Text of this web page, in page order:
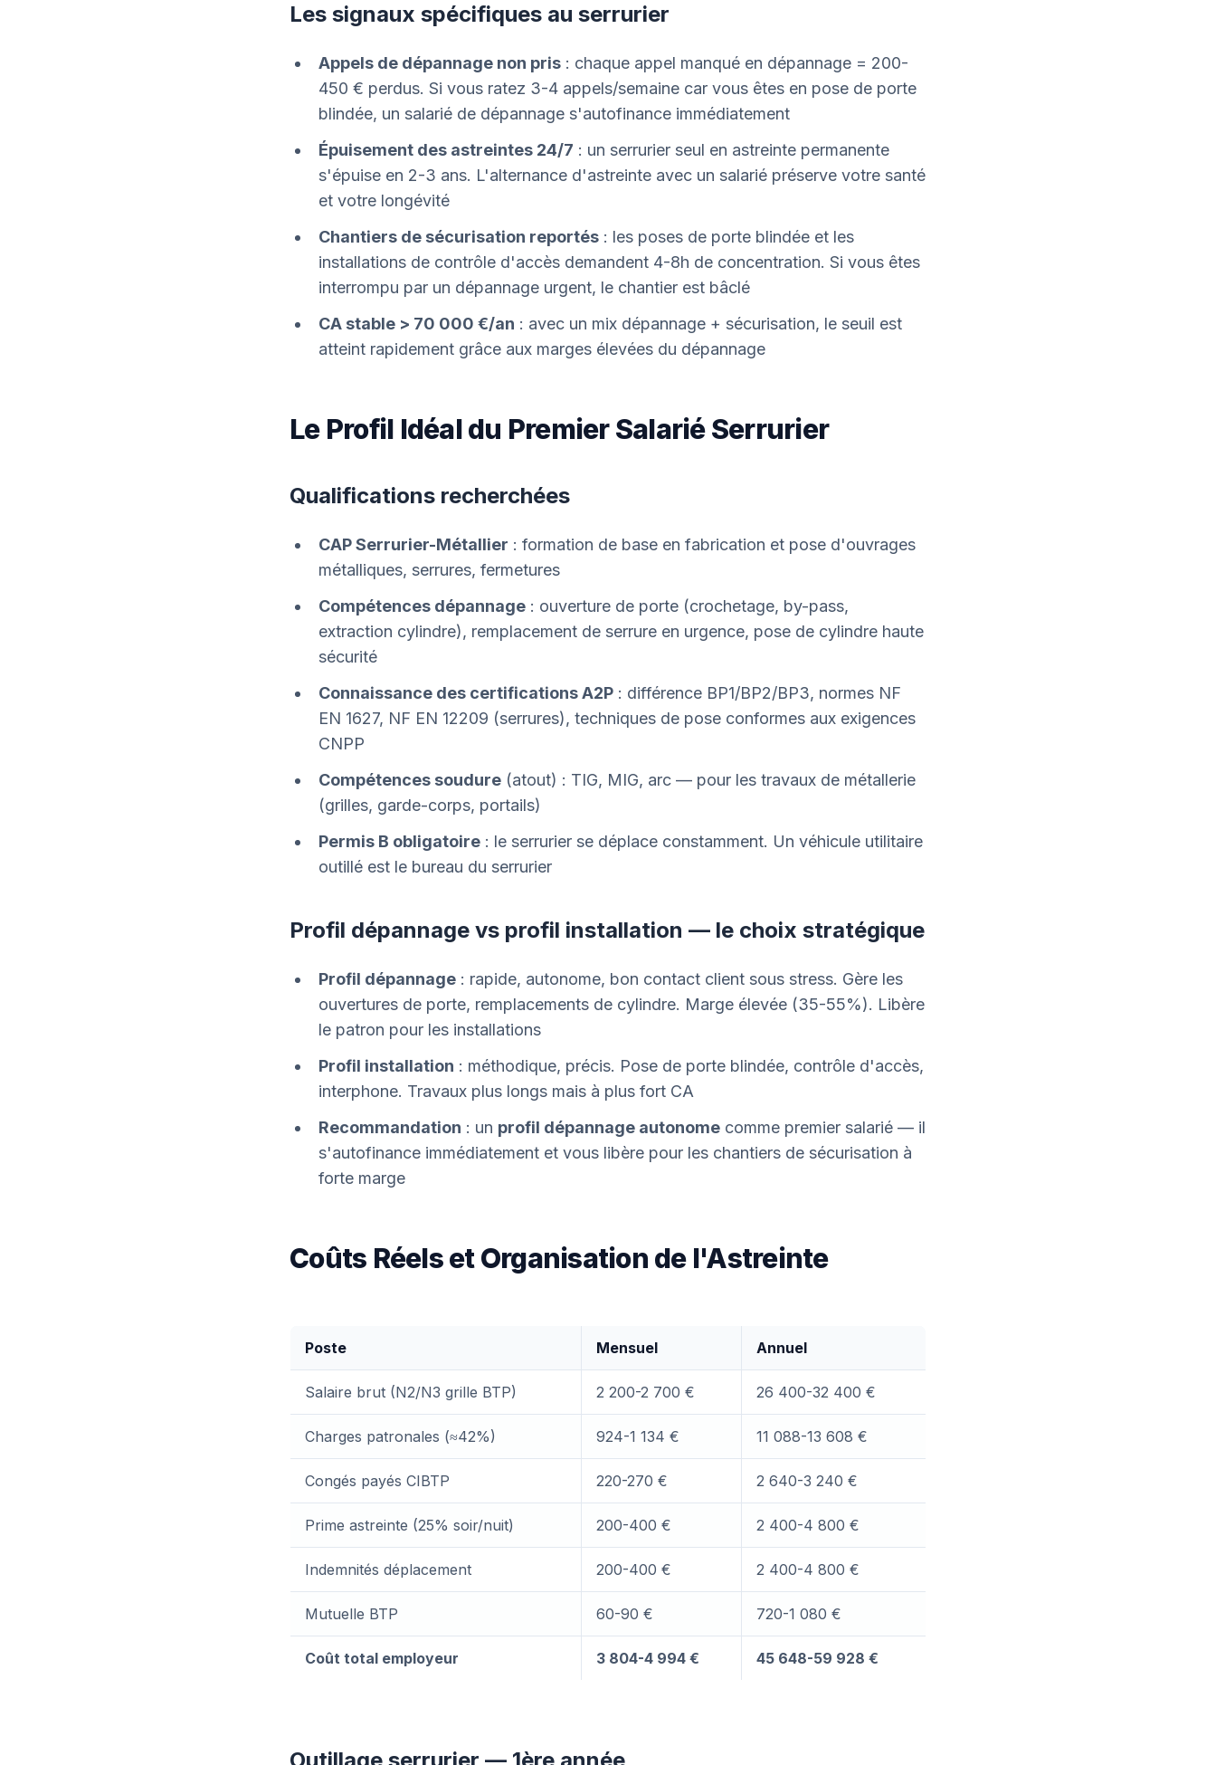
Les signaux spécifiques au serrurier
Appels de dépannage non pris : chaque appel manqué en dépannage = 200-
450 € perdus. Si vous ratez 3-4 appels/semaine car vous êtes en pose de porte
blindée, un salarié de dépannage s'autofinance immédiatement
Épuisement des astreintes 24/7 : un serrurier seul en astreinte permanente
s'épuise en 2-3 ans. L'alternance d'astreinte avec un salarié préserve votre santé
et votre longévité
Chantiers de sécurisation reportés : les poses de porte blindée et les
installations de contrôle d'accès demandent 4-8h de concentration. Si vous êtes
interrompu par un dépannage urgent, le chantier est bâclé
CA stable > 70 000 €/an : avec un mix dépannage + sécurisation, le seuil est
atteint rapidement grâce aux marges élevées du dépannage
Le Profil Idéal du Premier Salarié Serrurier
Qualifications recherchées
CAP Serrurier-Métallier : formation de base en fabrication et pose d'ouvrages
métalliques, serrures, fermetures
Compétences dépannage : ouverture de porte (crochetage, by-pass,
extraction cylindre), remplacement de serrure en urgence, pose de cylindre haute
sécurité
Connaissance des certifications A2P : différence BP1/BP2/BP3, normes NF
EN 1627, NF EN 12209 (serrures), techniques de pose conformes aux exigences
CNPP
Compétences soudure (atout) : TIG, MIG, arc — pour les travaux de métallerie
(grilles, garde-corps, portails)
Permis B obligatoire : le serrurier se déplace constamment. Un véhicule utilitaire
outillé est le bureau du serrurier
Profil dépannage vs profil installation — le choix stratégique
Profil dépannage : rapide, autonome, bon contact client sous stress. Gère les
ouvertures de porte, remplacements de cylindre. Marge élevée (35-55%). Libère
le patron pour les installations
Profil installation : méthodique, précis. Pose de porte blindée, contrôle d'accès,
interphone. Travaux plus longs mais à plus fort CA
Recommandation : un profil dépannage autonome comme premier salarié — il
s'autofinance immédiatement et vous libère pour les chantiers de sécurisation à
forte marge
Coûts Réels et Organisation de l'Astreinte
Poste Mensuel Annuel
Salaire brut (N2/N3 grille BTP) 2 200-2 700 € 26 400-32 400 €
Charges patronales (≈42%) 924-1 134 € 11 088-13 608 €
Congés payés CIBTP 220-270 € 2 640-3 240 €
Prime astreinte (25% soir/nuit) 200-400 € 2 400-4 800 €
Indemnités déplacement 200-400 € 2 400-4 800 €
Mutuelle BTP 60-90 € 720-1 080 €
Coût total employeur 3 804-4 994 € 45 648-59 928 €